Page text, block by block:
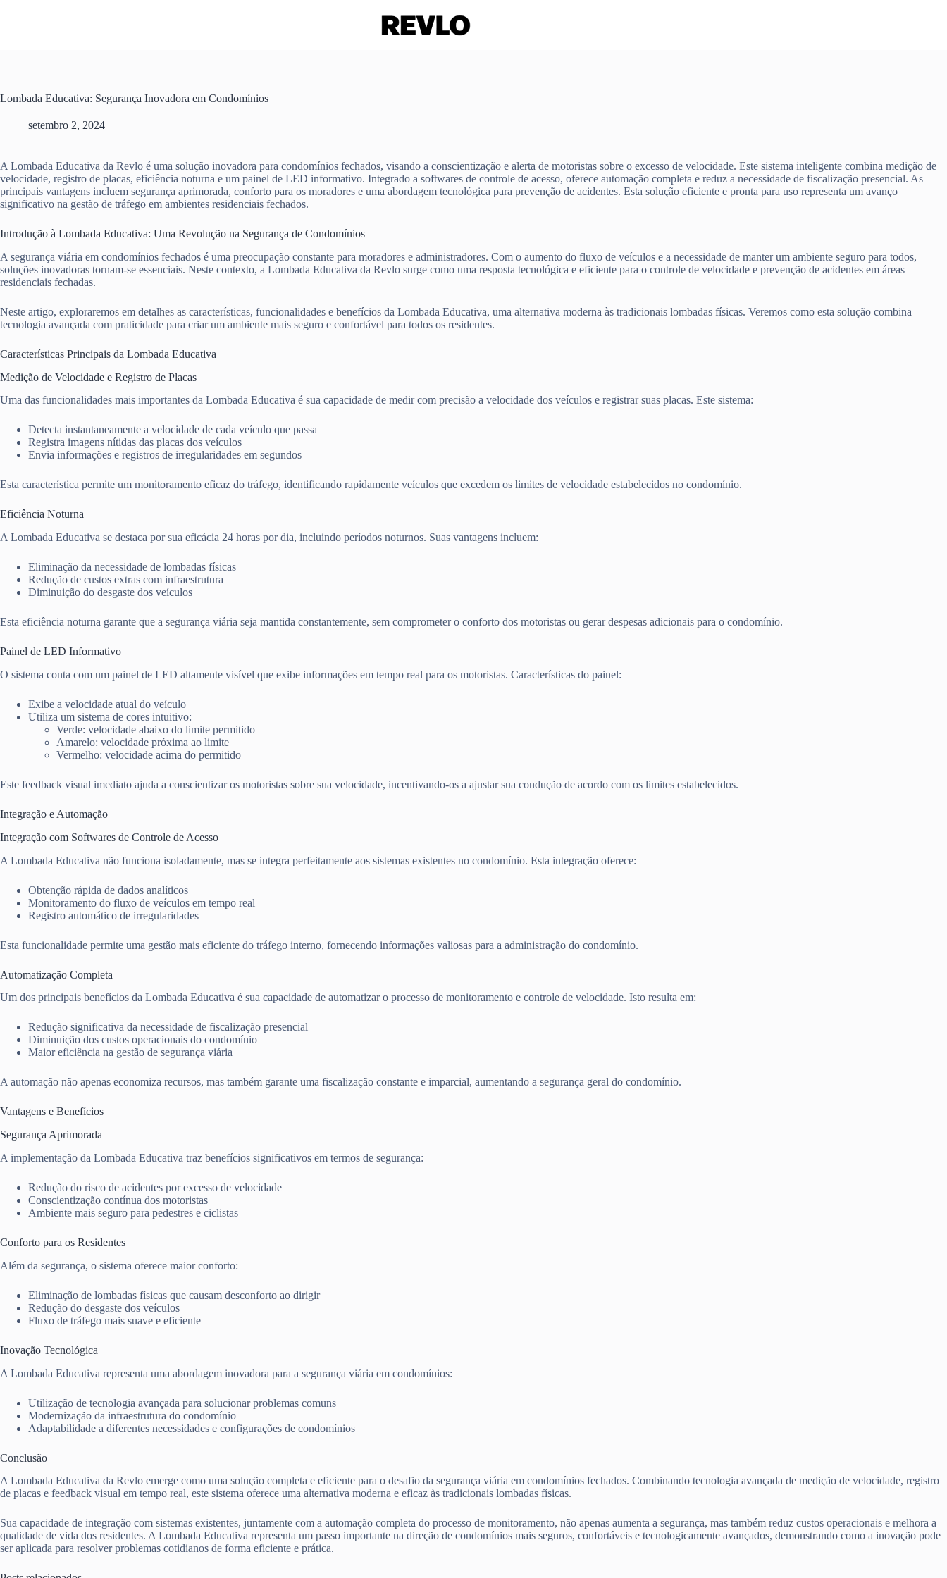
Lombada Educativa: Segurança Inovadora em Condomínios
setembro 2, 2024
A Lombada Educativa da Revlo é uma solução inovadora para condomínios fechados, visando a conscientização e alerta de motoristas sobre o excesso de velocidade. Este sistema inteligente combina medição de
velocidade, registro de placas, eficiência noturna e um painel de LED informativo. Integrado a softwares de controle de acesso, oferece automação completa e reduz a necessidade de fiscalização presencial. As
principais vantagens incluem segurança aprimorada, conforto para os moradores e uma abordagem tecnológica para prevenção de acidentes. Esta solução eficiente e pronta para uso representa um avanço
significativo na gestão de tráfego em ambientes residenciais fechados.
Introdução à Lombada Educativa: Uma Revolução na Segurança de Condomínios
A segurança viária em condomínios fechados é uma preocupação constante para moradores e administradores. Com o aumento do fluxo de veículos e a necessidade de manter um ambiente seguro para todos,
soluções inovadoras tornam-se essenciais. Neste contexto, a Lombada Educativa da Revlo surge como uma resposta tecnológica e eficiente para o controle de velocidade e prevenção de acidentes em áreas
residenciais fechadas.
Neste artigo, exploraremos em detalhes as características, funcionalidades e benefícios da Lombada Educativa, uma alternativa moderna às tradicionais lombadas físicas. Veremos como esta solução combina
tecnologia avançada com praticidade para criar um ambiente mais seguro e confortável para todos os residentes.
Características Principais da Lombada Educativa
Medição de Velocidade e Registro de Placas
Uma das funcionalidades mais importantes da Lombada Educativa é sua capacidade de medir com precisão a velocidade dos veículos e registrar suas placas. Este sistema:
Detecta instantaneamente a velocidade de cada veículo que passa
Registra imagens nítidas das placas dos veículos
Envia informações e registros de irregularidades em segundos
Esta característica permite um monitoramento eficaz do tráfego, identificando rapidamente veículos que excedem os limites de velocidade estabelecidos no condomínio.
Eficiência Noturna
A Lombada Educativa se destaca por sua eficácia 24 horas por dia, incluindo períodos noturnos. Suas vantagens incluem:
Eliminação da necessidade de lombadas físicas
Redução de custos extras com infraestrutura
Diminuição do desgaste dos veículos
Esta eficiência noturna garante que a segurança viária seja mantida constantemente, sem comprometer o conforto dos motoristas ou gerar despesas adicionais para o condomínio.
Painel de LED Informativo
O sistema conta com um painel de LED altamente visível que exibe informações em tempo real para os motoristas. Características do painel:
Exibe a velocidade atual do veículo
Utiliza um sistema de cores intuitivo:
Verde: velocidade abaixo do limite permitido
Amarelo: velocidade próxima ao limite
Vermelho: velocidade acima do permitido
Este feedback visual imediato ajuda a conscientizar os motoristas sobre sua velocidade, incentivando-os a ajustar sua condução de acordo com os limites estabelecidos.
Integração e Automação
Integração com Softwares de Controle de Acesso
A Lombada Educativa não funciona isoladamente, mas se integra perfeitamente aos sistemas existentes no condomínio. Esta integração oferece:
Obtenção rápida de dados analíticos
Monitoramento do fluxo de veículos em tempo real
Registro automático de irregularidades
Esta funcionalidade permite uma gestão mais eficiente do tráfego interno, fornecendo informações valiosas para a administração do condomínio.
Automatização Completa
Um dos principais benefícios da Lombada Educativa é sua capacidade de automatizar o processo de monitoramento e controle de velocidade. Isto resulta em:
Redução significativa da necessidade de fiscalização presencial
Diminuição dos custos operacionais do condomínio
Maior eficiência na gestão de segurança viária
A automação não apenas economiza recursos, mas também garante uma fiscalização constante e imparcial, aumentando a segurança geral do condomínio.
Vantagens e Benefícios
Segurança Aprimorada
A implementação da Lombada Educativa traz benefícios significativos em termos de segurança:
Redução do risco de acidentes por excesso de velocidade
Conscientização contínua dos motoristas
Ambiente mais seguro para pedestres e ciclistas
Conforto para os Residentes
Além da segurança, o sistema oferece maior conforto:
Eliminação de lombadas físicas que causam desconforto ao dirigir
Redução do desgaste dos veículos
Fluxo de tráfego mais suave e eficiente
Inovação Tecnológica
A Lombada Educativa representa uma abordagem inovadora para a segurança viária em condomínios:
Utilização de tecnologia avançada para solucionar problemas comuns
Modernização da infraestrutura do condomínio
Adaptabilidade a diferentes necessidades e configurações de condomínios
Conclusão
A Lombada Educativa da Revlo emerge como uma solução completa e eficiente para o desafio da segurança viária em condomínios fechados. Combinando tecnologia avançada de medição de velocidade, registro
de placas e feedback visual em tempo real, este sistema oferece uma alternativa moderna e eficaz às tradicionais lombadas físicas.
Sua capacidade de integração com sistemas existentes, juntamente com a automação completa do processo de monitoramento, não apenas aumenta a segurança, mas também reduz custos operacionais e melhora a
qualidade de vida dos residentes. A Lombada Educativa representa um passo importante na direção de condomínios mais seguros, confortáveis e tecnologicamente avançados, demonstrando como a inovação pode
ser aplicada para resolver problemas cotidianos de forma eficiente e prática.